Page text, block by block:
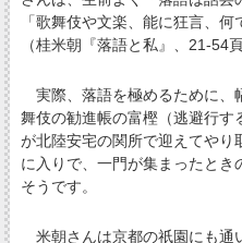
「歌舞伎や文楽、能に狂言、何
（桂米朝『落語と私』、21-54
実際、落語を極めるために、
舞伎の勧進帳の富樫（逃避行す
が北陸安宅の関所で迎えてや
に入りで、一門が集まったとき
そうです。
米朝さんは京都の祇園にも通